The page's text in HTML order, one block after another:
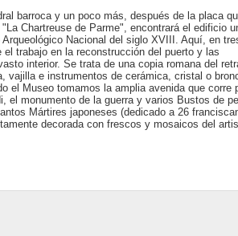
barroca y un poco más, después de la placa
Chartreuse de Parme", encontrará el edificio
Nacional del siglo XVIII. Aquí, en
trabajo en la reconstrucción del puerto y las
interior. Se trata de una copia romana del
vajilla e instrumentos de cerámica, cristal o
el Museo tomamos la amplia avenida que corre
el monumento de la guerra y varios Bustos de
Mártires japoneses (dedicado a 26
decorada con frescos y mosaicos del